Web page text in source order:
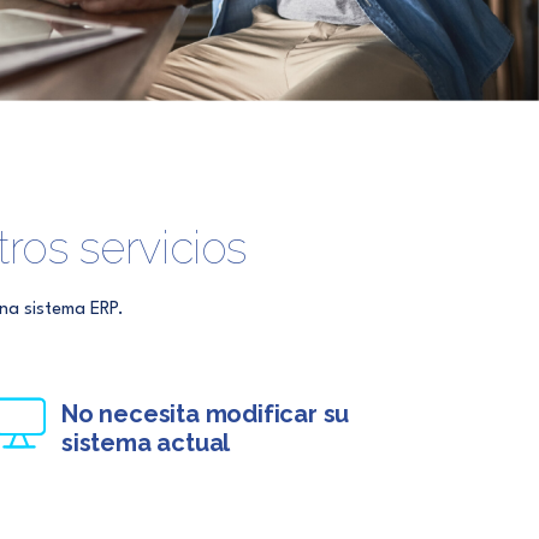
servicios
sistema ERP.
No necesita modificar su
sistema actual